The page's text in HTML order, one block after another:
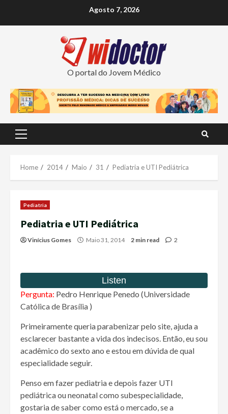
Agosto 7, 2026
O portal do Jovem Médico
Primary
Home 2014 Maio 31 Pediatria e UTI Pediátrica
Pediatria
Pediatria e UTI Pediátrica
Vinícius Gomes Maio 31, 2014 2 min read 2
Pergunta: Pedro Henrique Penedo (Universidade
Católica de Brasília )
Primeiramente queria parabenizar pelo site, ajuda a
esclarecer bastante a vida dos indecisos. Então, eu sou
acadêmico do sexto ano e estou em dúvida de qual
especialidade seguir.
Penso em fazer pediatria e depois fazer UTI
pediátrica ou neonatal como subespecialidade,
gostaria de saber como está o mercado, se a